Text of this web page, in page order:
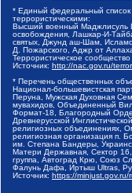
* Единый федеральный список
террористическими:
Высший военный Маджлисуль
освобождения, Лашкар-И-
святых, Джунд аш-Шам,
Д. Пожарского, Аджр от
Террористическое
Источник: http://nac.gov.ru/
* Перечень общественных
Национал-большевистская
Перуна, Мужская Духовная
мувахидов, Объединенный
Формат-18, Благородный
Древнерусской
религиозных объединениях,
религиозная организация п.
им. Степана Бандеры,
Матери Державная, Сектор
группа, Автоград Крю, Союз
Фалунь Дафа, Иртыш Ultras,
Источник: https://